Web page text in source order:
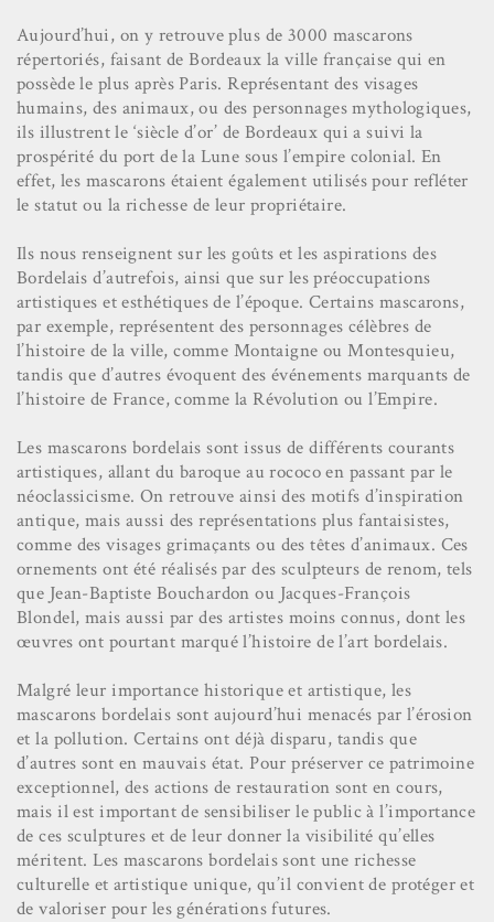
Aujourd’hui, on y retrouve plus de 3000 mascarons
répertoriés, faisant de Bordeaux la ville française qui en
possède le plus après Paris. Représentant des visages
humains, des animaux, ou des personnages mythologiques,
ils illustrent le ‘siècle d’or’ de Bordeaux qui a suivi la
prospérité du port de la Lune sous l’empire colonial. En
effet, les mascarons étaient également utilisés pour refléter
le statut ou la richesse de leur propriétaire.
Ils nous renseignent sur les goûts et les aspirations des
Bordelais d’autrefois, ainsi que sur les préoccupations
artistiques et esthétiques de l’époque. Certains mascarons,
par exemple, représentent des personnages célèbres de
l’histoire de la ville, comme Montaigne ou Montesquieu,
tandis que d’autres évoquent des événements marquants de
l’histoire de France, comme la Révolution ou l’Empire.
Les mascarons bordelais sont issus de différents courants
artistiques, allant du baroque au rococo en passant par le
néoclassicisme. On retrouve ainsi des motifs d’inspiration
antique, mais aussi des représentations plus fantaisistes,
comme des visages grimaçants ou des têtes d’animaux. Ces
ornements ont été réalisés par des sculpteurs de renom, tels
que Jean-Baptiste Bouchardon ou Jacques-François
Blondel, mais aussi par des artistes moins connus, dont les
œuvres ont pourtant marqué l’histoire de l’art bordelais.
Malgré leur importance historique et artistique, les
mascarons bordelais sont aujourd’hui menacés par l’érosion
et la pollution. Certains ont déjà disparu, tandis que
d’autres sont en mauvais état. Pour préserver ce patrimoine
exceptionnel, des actions de restauration sont en cours,
mais il est important de sensibiliser le public à l’importance
de ces sculptures et de leur donner la visibilité qu’elles
méritent. Les mascarons bordelais sont une richesse
culturelle et artistique unique, qu’il convient de protéger et
de valoriser pour les générations futures.